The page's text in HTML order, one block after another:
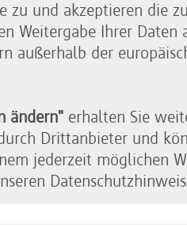
verstehen
wir auch einmal den
nur mit Papier
ohne jegliches
ein
was ist eine
werden.
zu und akzeptieren die
Weitergabe Ihrer
außerhalb der
ändern" erhalten Sie
Drittanbieter und
jederzeit möglichen